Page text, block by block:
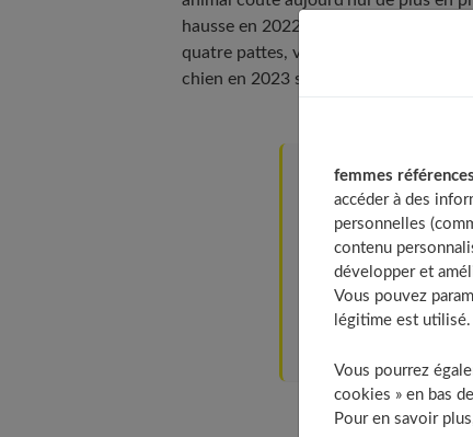
hausse en 2022 et celle-ci sera
quatre pattes, voici quelques
chien en 2023 sans vous ruiner.
Table of Contents
L’inflation touche
L’importance
Achetez en gros et
Comparez les prix
femmes références
accéder à des
personnelles
contenu
développer et
Vous pouvez
légitime est utilisé.
Vous pourrez
cookies » en bas
Pour en savoir